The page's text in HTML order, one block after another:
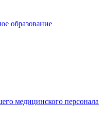
медицинского персонала